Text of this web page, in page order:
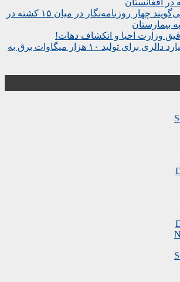
در افغانستان
مقامات غزه می‌گویند چهار روزنامه‌نگار در میان ۱۵ کشته در
بیمارستان
دقیق وزارت احیا و انکشاف دهات!
قرارداد ۱۰ میلیارد دالری برای تولید ۱۰ هزار میگاوات برق به